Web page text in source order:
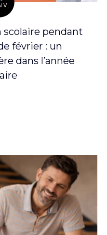
scolaire pendant
février : un
dans l’année